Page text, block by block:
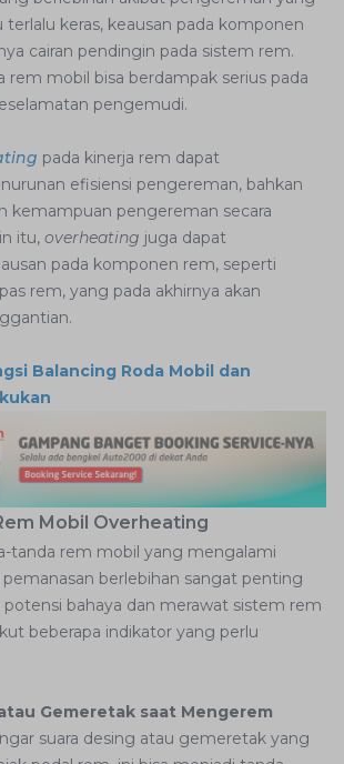
keras, keausan pada komponen
cairan pendingin pada sistem rem.
rem mobil bisa berdampak serius pada
pengemudi.
pada kinerja rem dapat
efisiensi pengereman, bahkan
kemampuan pengereman secara
itu, overheating juga dapat
pada komponen rem, seperti
rem, yang pada akhirnya akan
Balancing Roda Mobil dan
Mobil Overheating
tanda rem mobil yang mengalami
pemanasan berlebihan sangat penting
bahaya dan merawat sistem rem
beberapa indikator yang perlu
Gemeretak saat Mengerem
suara desing atau gemeretak yang